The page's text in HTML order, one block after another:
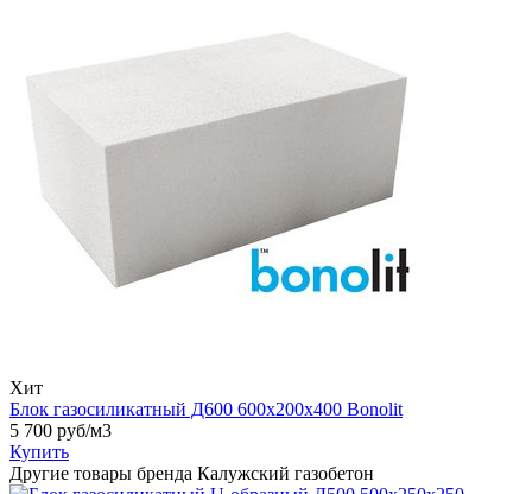
Хит
Блок газосиликатный Д600 600х200х400 Bonolit
5 700 руб/м3
Купить
Другие товары бренда Калужский газобетон